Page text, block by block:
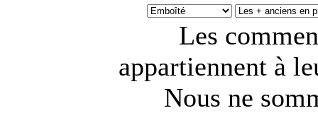
Les
appartiennent à
Nous ne